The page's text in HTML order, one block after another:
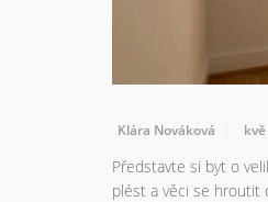
Klára Nováková
Představte si byt o
plést a věci se hroutit